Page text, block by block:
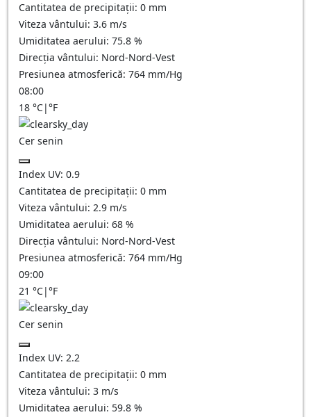
Cantitatea de precipitații: 0 mm
Viteza vântului: 3.6 m/s
Umiditatea aerului: 75.8 %
Direcția vântului: Nord-Nord-Vest
Presiunea atmosferică: 764 mm/Hg
08:00
18 °C|°F
Cer senin
Index UV: 0.9
Cantitatea de precipitații: 0 mm
Viteza vântului: 2.9 m/s
Umiditatea aerului: 68 %
Direcția vântului: Nord-Nord-Vest
Presiunea atmosferică: 764 mm/Hg
09:00
21 °C|°F
Cer senin
Index UV: 2.2
Cantitatea de precipitații: 0 mm
Viteza vântului: 3 m/s
Umiditatea aerului: 59.8 %